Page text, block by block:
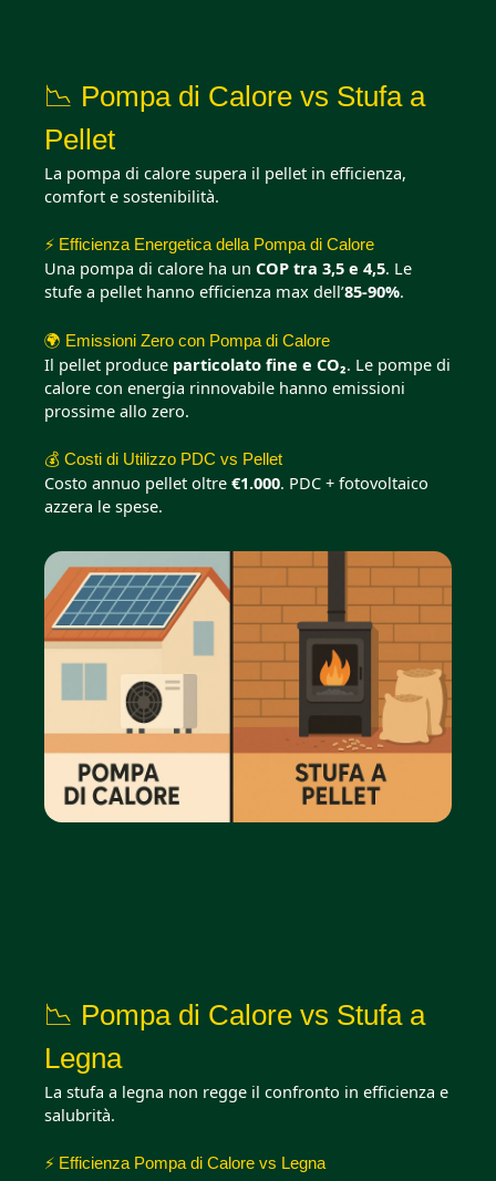
📉 Pompa di Calore vs Stufa a
Pellet
La pompa di calore supera il pellet in efficienza,
comfort e sostenibilità.
⚡ Efficienza Energetica della Pompa di Calore
Una pompa di calore ha un COP tra 3,5 e 4,5. Le
stufe a pellet hanno efficienza max dell’85-90%.
🌍 Emissioni Zero con Pompa di Calore
Il pellet produce particolato fine e CO₂. Le pompe di
calore con energia rinnovabile hanno emissioni
prossime allo zero.
💰 Costi di Utilizzo PDC vs Pellet
Costo annuo pellet oltre €1.000. PDC + fotovoltaico
azzera le spese.
📉 Pompa di Calore vs Stufa a
Legna
La stufa a legna non regge il confronto in efficienza e
salubrità.
⚡ Efficienza Pompa di Calore vs Legna